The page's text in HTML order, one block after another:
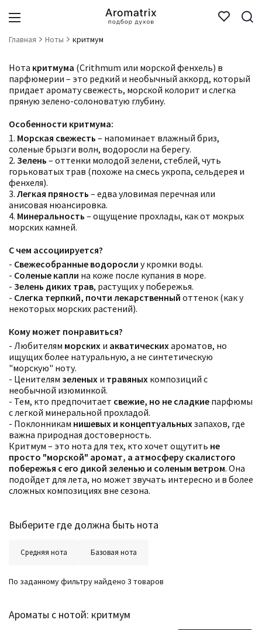
Главная Ноты критмум
Нота критмума (Crithmum или морской фенхель) в
парфюмерии – это редкий и необычный аккорд, который
придает аромату свежесть, морской колорит и слегка
пряную зелено-солоноватую глубину.
Особенности критмума:
1. Морская свежесть – напоминает влажный бриз,
соленые брызги волн, водоросли на берегу.
2. Зелень – оттенки молодой зелени, стеблей, чуть
горьковатых трав (похоже на смесь укропа, сельдерея и
фенхеля).
3. Легкая пряность – едва уловимая перечная или
анисовая нюансировка.
4. Минеральность – ощущение прохлады, как от мокрых
морских камней.
С чем ассоциируется?
- Свежесобранные водоросли у кромки воды.
- Соленые капли на коже после купания в море.
- Зелень диких трав, растущих у побережья.
- Слегка терпкий, почти лекарственный оттенок (как у
некоторых морских растений).
Кому может понравиться?
- Любителям морских и акватическихароматов, но
ищущих более натуральную, а не синтетическую
"морскую" ноту.
- Ценителям зеленых и травяных композиций с
необычной изюминкой.
- Тем, кто предпочитает свежие, но не сладкие парфюмы
с легкой минеральной прохладой.
- Поклонникам нишевых и концептуальныхзапахов, где
важна природная достоверность.
Критмум – это нота для тех, кто хочет ощутить не
просто "морской" аромат, а атмосферу скалистого
побережья с его дикой зеленью и соленым ветром. Она
подойдет для лета, но может звучать интересно и в более
сложных композициях вне сезона.
Выберите где должна быть нота
Средняя нота Базовая нота
Ароматы с нотой: критмум
По заданному фильтру найдено 3 товаров
Фильтры Сбросить все
Аккорды
Ароматы за последние годы
Время года